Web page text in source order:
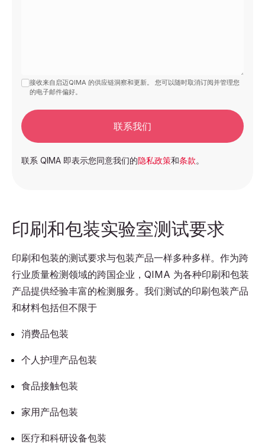
接收来自启迈QIMA 的供应链洞察和更新。 您可以随时取消订阅并管理您
的电子邮件偏好。
联系我们
联系 QIMA 即表示您同意我们的隐私政策和条款。
印刷和包装实验室测试要求
印刷和包装的测试要求与包装产品一样多种多样。作为跨
行业质量检测领域的跨国企业，QIMA 为各种印刷和包装
产品提供经验丰富的检测服务。我们测试的印刷包装产品
和材料包括但不限于
消费品包装
个人护理产品包装
食品接触包装
家用产品包装
医疗和科研设备包装